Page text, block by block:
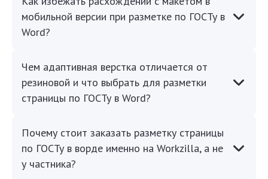
мобильной версии при разметке по ГОСТу в
Word?
Чем адаптивная верстка отличается от
резиновой и что выбрать для разметки
страницы по ГОСТу в Word?
Почему стоит заказать разметку страницы
по ГОСТу в ворде именно на Workzilla, а не
у частника?